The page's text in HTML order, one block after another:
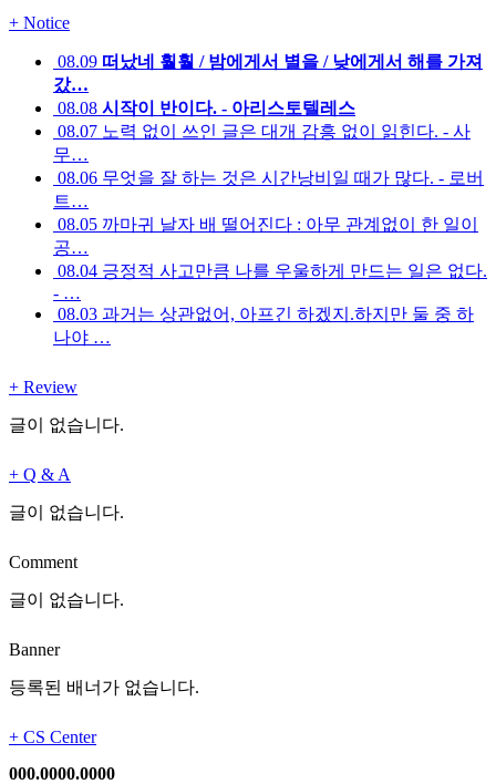
+ Notice
08.09 떠났네 훨훨 / 밤에게서 별을 / 낮에게서 해를 가져
갔…
08.08 시작이 반이다. - 아리스토텔레스
08.07 노력 없이 쓰인 글은 대개 감흥 없이 읽힌다. - 사
무…
08.06 무엇을 잘 하는 것은 시간낭비일 때가 많다. - 로버
트…
08.05 까마귀 날자 배 떨어진다 : 아무 관계없이 한 일이
공…
08.04 긍정적 사고만큼 나를 우울하게 만드는 일은 없다.
- …
08.03 과거는 상관없어, 아프긴 하겠지.하지만 둘 중 하
나야 …
+ Review
글이 없습니다.
+ Q & A
글이 없습니다.
Comment
글이 없습니다.
Banner
등록된 배너가 없습니다.
+ CS Center
000.0000.0000